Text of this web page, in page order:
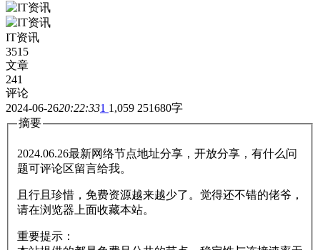
IT资讯
3515
文章
241
评论
2024-06-2620:22:331 1,059 251680字
摘要
2024.06.26最新网络节点地址分享，开放分享，有什么问
题可评论区留言给我。
且行且珍惜，免费资源越来越少了。觉得还不错的佬爷，
请在浏览器上面收藏本站。
重要提示：